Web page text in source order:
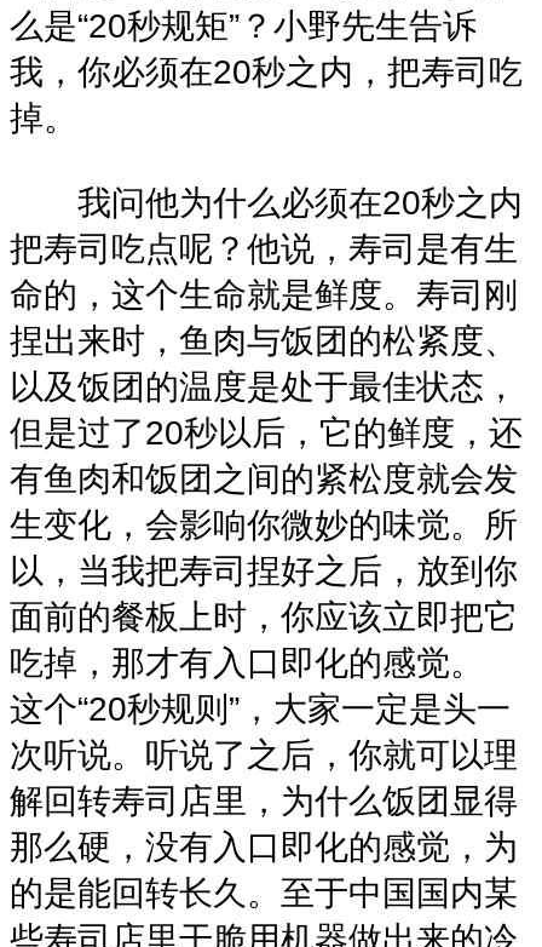
么是“20秒规矩”？小野先生告诉
我，你必须在20秒之内，把寿司吃
掉。
我问他为什么必须在20秒之内
把寿司吃点呢？他说，寿司是有生
命的，这个生命就是鲜度。寿司刚
捏出来时，鱼肉与饭团的松紧度、
以及饭团的温度是处于最佳状态，
但是过了20秒以后，它的鲜度，还
有鱼肉和饭团之间的紧松度就会发
生变化，会影响你微妙的味觉。所
以，当我把寿司捏好之后，放到你
面前的餐板上时，你应该立即把它
吃掉，那才有入口即化的感觉。
这个“20秒规则”，大家一定是头一
次听说。听说了之后，你就可以理
解回转寿司店里，为什么饭团显得
那么硬，没有入口即化的感觉，为
的是能回转长久。至于中国国内某
些寿司店里干脆用机器做出来的冷